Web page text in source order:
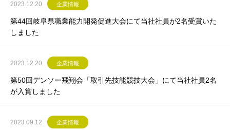
2023.12.20 企業情報
第44回岐阜県職業能力開発促進大会にて当社社員が2名受賞いた
しました
2023.12.20 企業情報
第50回デンソー飛翔会「取引先技能競技大会」にて当社社員2名
が入賞しました
2023.09.12 企業情報